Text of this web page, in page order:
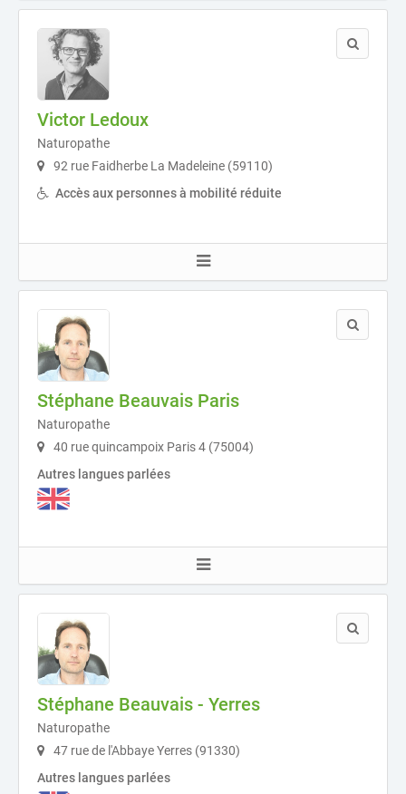
Victor Ledoux
Naturopathe
92 rue Faidherbe La Madeleine (59110)
Accès aux personnes à mobilité réduite
Stéphane Beauvais Paris
Naturopathe
40 rue quincampoix Paris 4 (75004)
Autres langues parlées
Stéphane Beauvais - Yerres
Naturopathe
47 rue de l'Abbaye Yerres (91330)
Autres langues parlées